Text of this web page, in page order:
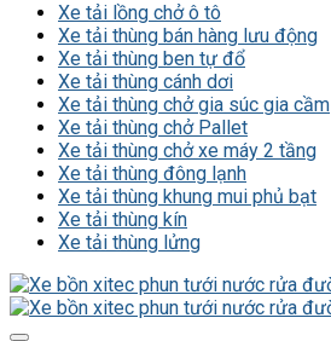
Xe tải lồng chở ô tô
Xe tải thùng bán hàng lưu động
Xe tải thùng ben tự đổ
Xe tải thùng cánh dơi
Xe tải thùng chở gia súc gia cầm
Xe tải thùng chở Pallet
Xe tải thùng chở xe máy 2 tầng
Xe tải thùng đông lạnh
Xe tải thùng khung mui phủ bạt
Xe tải thùng kín
Xe tải thùng lửng